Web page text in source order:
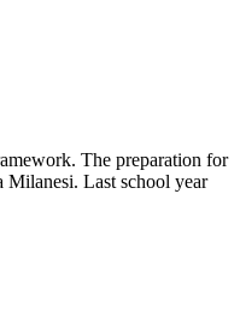
The preparation for
Milanesi. Last school year